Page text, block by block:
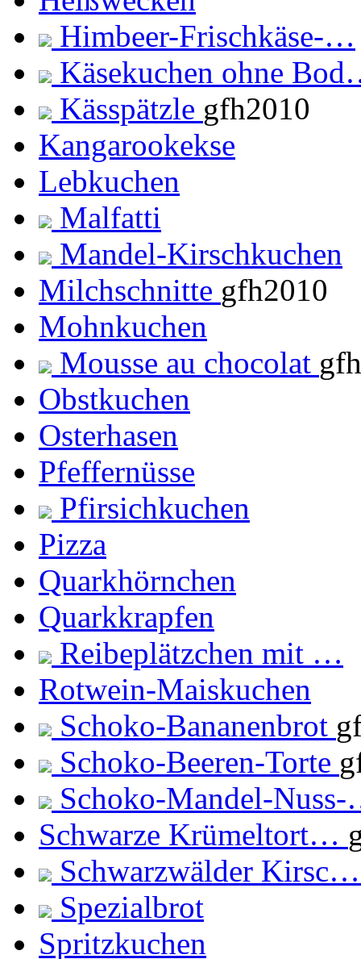
Himbeer-Frischkäse-…
Käsekuchen ohne
Kässpätzle gfh2010
Kangarookekse
Lebkuchen
Malfatti
Mandel-Kirschkuchen
Milchschnitte gfh2010
Mohnkuchen
Mousse au chocolat
Obstkuchen
Osterhasen
Pfeffernüsse
Pfirsichkuchen
Pizza
Quarkhörnchen
Quarkkrapfen
Reibeplätzchen mit …
Rotwein-Maiskuchen
Schoko-Bananenbrot
Schoko-Beeren-Torte
Schoko-Mandel-
Schwarze Krümeltort…
Schwarzwälder
Spezialbrot
Spritzkuchen